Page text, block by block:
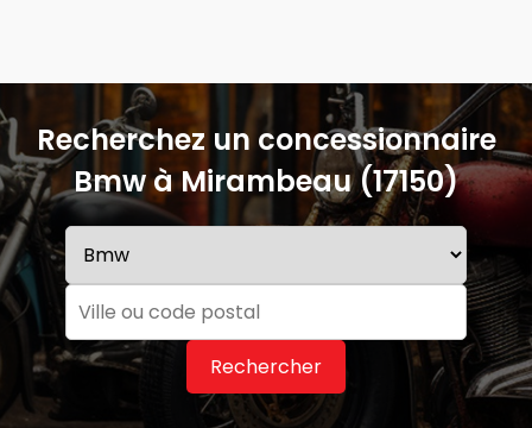
Recherchez un concessionnaire
Bmw à Mirambeau (17150)
Rechercher